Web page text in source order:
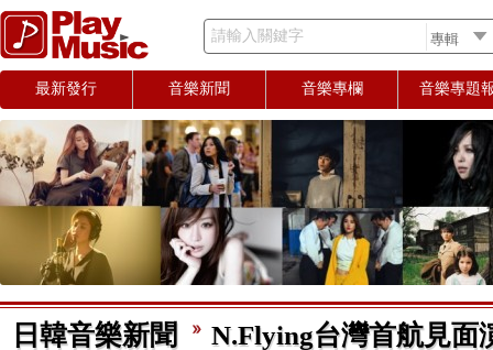
請輸入關鍵字
最新發行 音樂新聞 音樂專欄 音樂專題
日韓音樂新聞
N.Flying台灣首航見面